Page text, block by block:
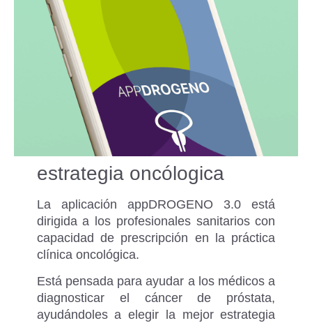
estrategia oncólogica
La aplicación appDROGENO 3.0 está
dirigida a los profesionales sanitarios con
capacidad de prescripción en la práctica
clínica oncológica.
Está pensada para ayudar a los médicos a
diagnosticar el cáncer de próstata,
ayudándoles a elegir la mejor estrategia